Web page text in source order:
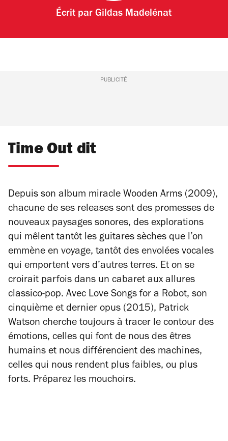
Écrit parGildas Madelénat
PUBLICITÉ
Time Out dit
Depuis son album miracle Wooden Arms (2009),
chacune de ses releases sont des promesses de
nouveaux paysages sonores, des explorations
qui mêlent tantôt les guitares sèches que l’on
emmène en voyage, tantôt des envolées vocales
qui emportent vers d’autres terres. Et on se
croirait parfois dans un cabaret aux allures
classico-pop. Avec Love Songs for a Robot, son
cinquième et dernier opus (2015), Patrick
Watson cherche toujours à tracer le contour des
émotions, celles qui font de nous des êtres
humains et nous différencient des machines,
celles qui nous rendent plus faibles, ou plus
forts. Préparez les mouchoirs.